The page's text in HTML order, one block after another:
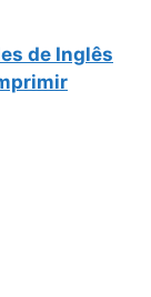
de Inglês